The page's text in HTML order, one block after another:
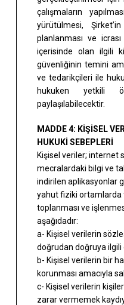
çalışmaların
yürütülmesi,
planlanması ve
içerisinde olan ilgili
güvenliğinin temini
ve tedarikçileri ile
hukuken yetkili
paylaşılabilecektir.
MADDE 4: KİŞİSEL
HUKUKİ SEBEPLERİ
Kişisel veriler; internet
mecralardaki bilgi ve
indirilen aplikasyonlar
yahut fiziki ortamlarda
toplanması ve
aşağıdadır:
a- Kişisel verilerin
doğrudan doğruya ilgili
b- Kişisel verilerin bir
korunması amacıyla
c- Kişisel verilerin
zarar vermemek